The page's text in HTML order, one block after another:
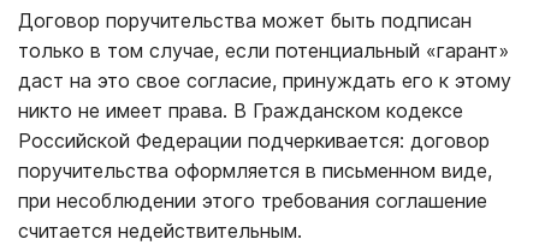
Договор поручительства может быть подписан
только в том случае, если потенциальный «гарант»
даст на это свое согласие, принуждать его к этому
никто не имеет права. В Гражданском кодексе
Российской Федерации подчеркивается: договор
поручительства оформляется в письменном виде,
при несоблюдении этого требования соглашение
считается недействительным.